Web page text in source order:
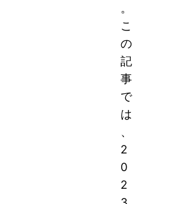
。
こ
の
記
事
で
は
、
2
0
2